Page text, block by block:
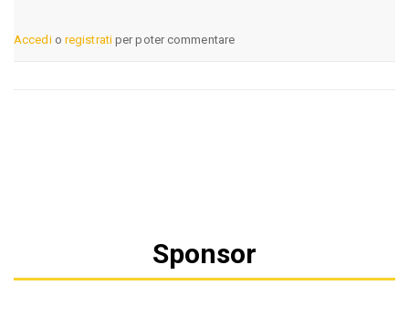
Accedio registratiper poter commentare
Sponsor